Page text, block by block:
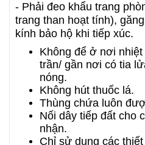
- Phải đeo khẩu trang
trang than hoạt tính),
kính bảo hộ khi tiếp xúc.
Không để ở nơi
trần/ gần nơi có tia
nóng.
Không hút thuốc lá.
Thùng chứa luôn
Nối dây tiếp đất cho
nhận.
Chỉ sử dụng các